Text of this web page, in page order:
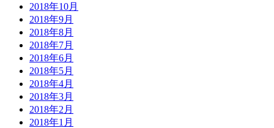
2018年10月
2018年9月
2018年8月
2018年7月
2018年6月
2018年5月
2018年4月
2018年3月
2018年2月
2018年1月